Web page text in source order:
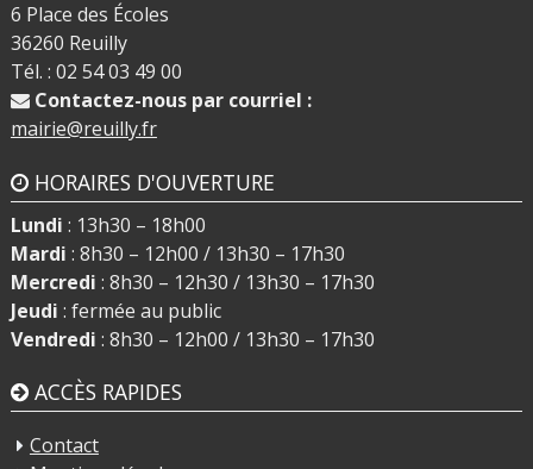
6 Place des Écoles
36260 Reuilly
Tél. : 02 54 03 49 00
Contactez-nous par courriel :
mairie@reuilly.fr
HORAIRES D'OUVERTURE
Lundi : 13h30 – 18h00
Mardi : 8h30 – 12h00 / 13h30 – 17h30
Mercredi : 8h30 – 12h30 / 13h30 – 17h30
Jeudi : fermée au public
Vendredi : 8h30 – 12h00 / 13h30 – 17h30
ACCÈS RAPIDES
Contact